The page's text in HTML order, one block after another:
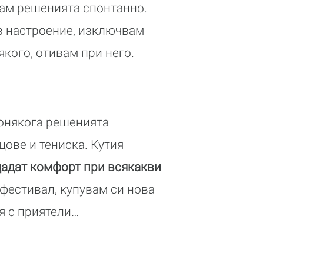
решенията спонтанно.
настроение, изключвам
отивам при него.
решенията
и тениска. Кутия
комфорт при всякакви
купувам си нова
с приятели…